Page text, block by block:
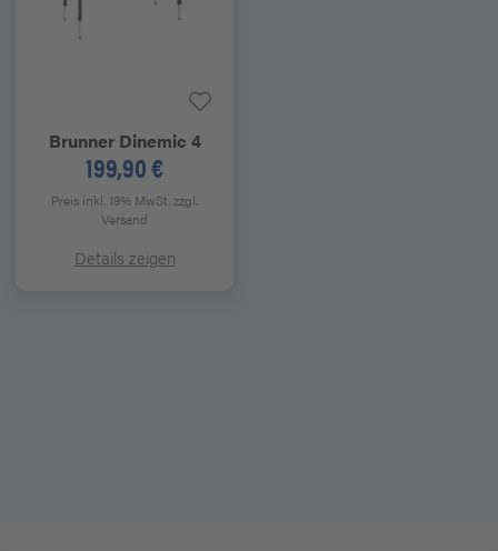
BrunnerDinemic 4
199,90 €
Preis inkl. 19% MwSt.zzgl.
Versand
Details zeigen